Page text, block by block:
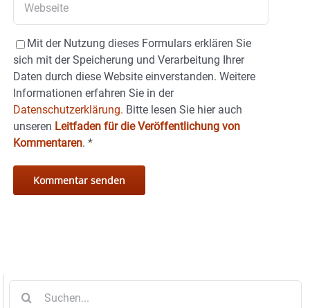
Mit der Nutzung dieses Formulars erklären Sie
sich mit der Speicherung und Verarbeitung Ihrer
Daten durch diese Website einverstanden. Weitere
Informationen erfahren Sie in der
Datenschutzerklärung. Bitte lesen Sie hier auch
unseren Leitfaden für die Veröffentlichung von
Kommentaren. *
nach: